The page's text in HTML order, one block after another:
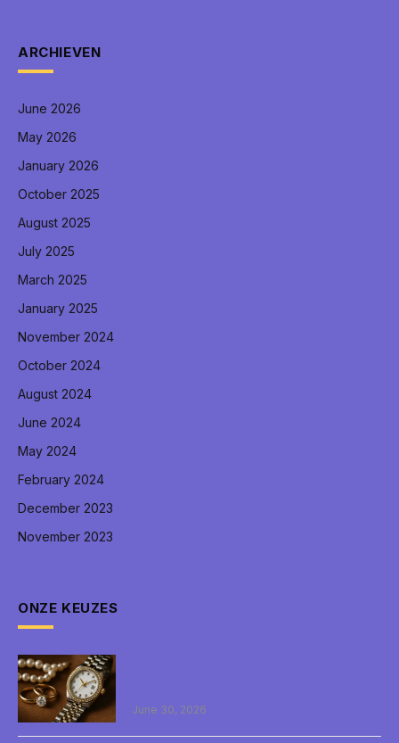
ARCHIEVEN
June 2026
May 2026
January 2026
October 2025
August 2025
July 2025
March 2025
January 2025
November 2024
October 2024
August 2024
June 2024
May 2024
February 2024
December 2023
November 2023
ONZE KEUZES
June 30, 2026